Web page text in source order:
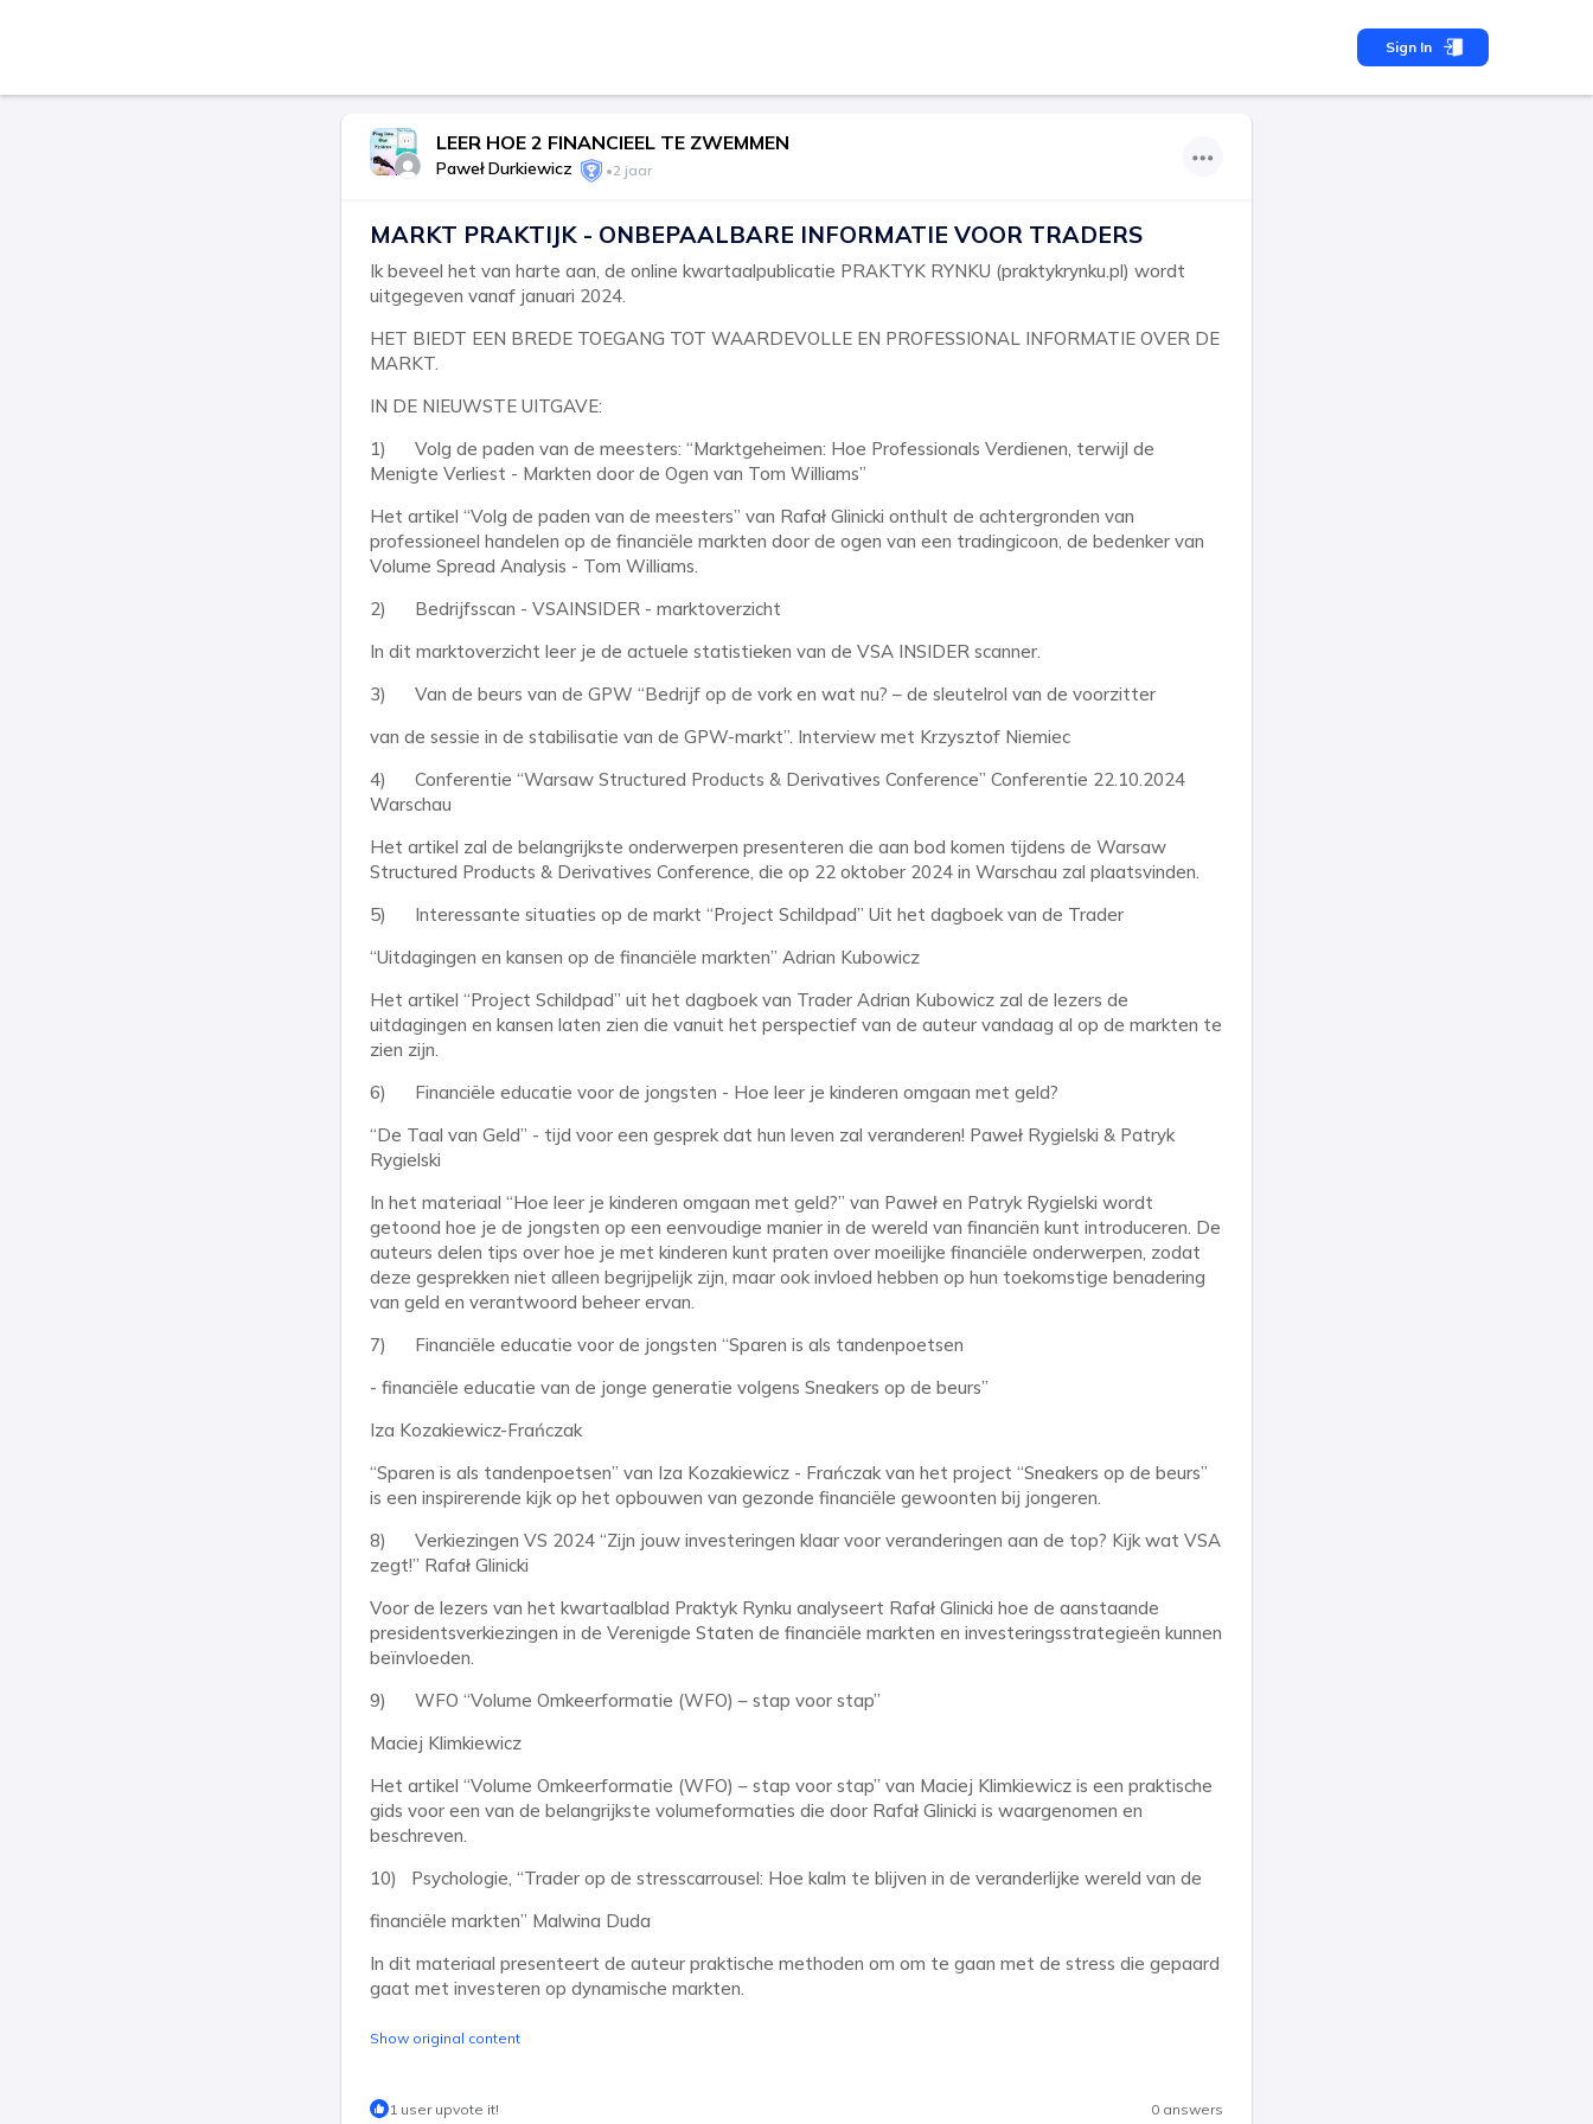
Sign In
LEER HOE 2 FINANCIEEL TE ZWEMMEN
Paweł Durkiewicz •2 jaar
MARKT PRAKTIJK - ONBEPAALBARE INFORMATIE VOOR TRADERS
Ik beveel het van harte aan, de online kwartaalpublicatie PRAKTYK RYNKU (praktykrynku.pl) wordt
uitgegeven vanaf januari 2024.
HET BIEDT EEN BREDE TOEGANG TOT WAARDEVOLLE EN PROFESSIONAL INFORMATIE OVER DE
MARKT.
IN DE NIEUWSTE UITGAVE:
1) Volg de paden van de meesters: “Marktgeheimen: Hoe Professionals Verdienen, terwijl de
Menigte Verliest - Markten door de Ogen van Tom Williams”
Het artikel “Volg de paden van de meesters” van Rafał Glinicki onthult de achtergronden van
professioneel handelen op de financiële markten door de ogen van een tradingicoon, de bedenker van
Volume Spread Analysis - Tom Williams.
2) Bedrijfsscan - VSAINSIDER - marktoverzicht
In dit marktoverzicht leer je de actuele statistieken van de VSA INSIDER scanner.
3) Van de beurs van de GPW “Bedrijf op de vork en wat nu? – de sleutelrol van de voorzitter
van de sessie in de stabilisatie van de GPW-markt”. Interview met Krzysztof Niemiec
4) Conferentie “Warsaw Structured Products & Derivatives Conference” Conferentie 22.10.2024
Warschau
Het artikel zal de belangrijkste onderwerpen presenteren die aan bod komen tijdens de Warsaw
Structured Products & Derivatives Conference, die op 22 oktober 2024 in Warschau zal plaatsvinden.
5) Interessante situaties op de markt “Project Schildpad” Uit het dagboek van de Trader
“Uitdagingen en kansen op de financiële markten” Adrian Kubowicz
Het artikel “Project Schildpad” uit het dagboek van Trader Adrian Kubowicz zal de lezers de
uitdagingen en kansen laten zien die vanuit het perspectief van de auteur vandaag al op de markten te
zien zijn.
6) Financiële educatie voor de jongsten - Hoe leer je kinderen omgaan met geld?
“De Taal van Geld” - tijd voor een gesprek dat hun leven zal veranderen! Paweł Rygielski & Patryk
Rygielski
In het materiaal “Hoe leer je kinderen omgaan met geld?” van Paweł en Patryk Rygielski wordt
getoond hoe je de jongsten op een eenvoudige manier in de wereld van financiën kunt introduceren. De
auteurs delen tips over hoe je met kinderen kunt praten over moeilijke financiële onderwerpen, zodat
deze gesprekken niet alleen begrijpelijk zijn, maar ook invloed hebben op hun toekomstige benadering
van geld en verantwoord beheer ervan.
7) Financiële educatie voor de jongsten “Sparen is als tandenpoetsen
- financiële educatie van de jonge generatie volgens Sneakers op de beurs”
Iza Kozakiewicz-Frańczak
“Sparen is als tandenpoetsen” van Iza Kozakiewicz - Frańczak van het project “Sneakers op de beurs”
is een inspirerende kijk op het opbouwen van gezonde financiële gewoonten bij jongeren.
8) Verkiezingen VS 2024 “Zijn jouw investeringen klaar voor veranderingen aan de top? Kijk wat VSA
zegt!” Rafał Glinicki
Voor de lezers van het kwartaalblad Praktyk Rynku analyseert Rafał Glinicki hoe de aanstaande
presidentsverkiezingen in de Verenigde Staten de financiële markten en investeringsstrategieën kunnen
beïnvloeden.
9) WFO “Volume Omkeerformatie (WFO) – stap voor stap”
Maciej Klimkiewicz
Het artikel “Volume Omkeerformatie (WFO) – stap voor stap” van Maciej Klimkiewicz is een praktische
gids voor een van de belangrijkste volumeformaties die door Rafał Glinicki is waargenomen en
beschreven.
10) Psychologie, “Trader op de stresscarrousel: Hoe kalm te blijven in de veranderlijke wereld van de
financiële markten” Malwina Duda
In dit materiaal presenteert de auteur praktische methoden om om te gaan met de stress die gepaard
gaat met investeren op dynamische markten.
Show original content
1 user upvote it! 0 answers